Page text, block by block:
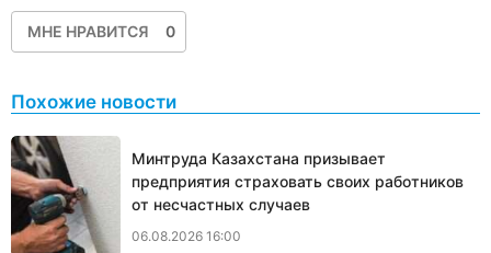
МНЕ НРАВИТСЯ 0
Похожие новости
Минтруда Казахстана призывает
предприятия страховать своих работников
от несчастных случаев
06.08.2026 16:00